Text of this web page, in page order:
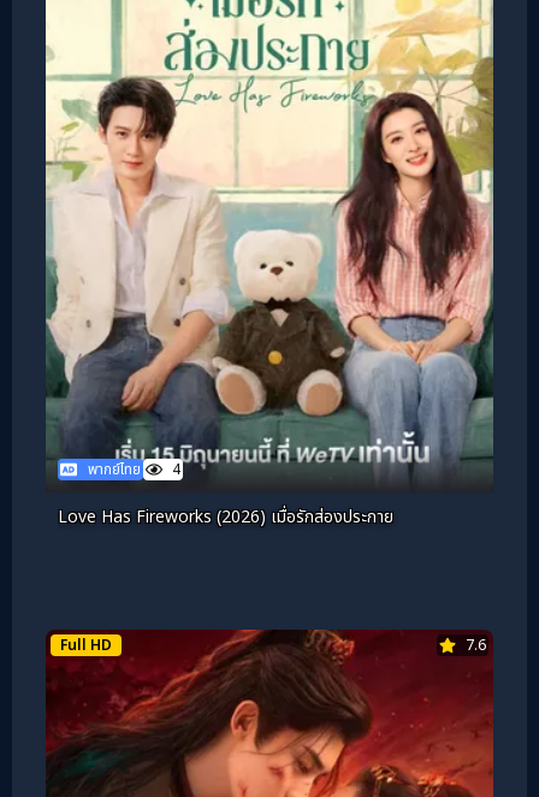
พากย์ไทย 4
Love Has Fireworks (2026) เมื่อรักส่องประกาย
Full HD 7.6